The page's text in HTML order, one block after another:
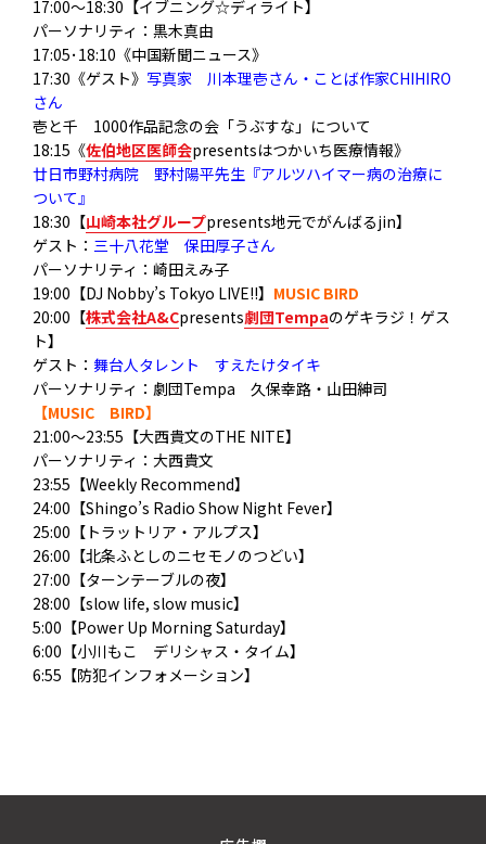
17:00～18:30【イブニング☆ディライト】
パーソナリティ：黒木真由
17:05･18:10《中国新聞ニュース》
17:30《ゲスト》 写真家 川本理壱さん・ことば作家CHIHIRO
さん
壱と千 1000作品記念の会「うぶすな」について
18:15《佐伯地区医師会presentsはつかいち医療情報》
廿日市野村病院 野村陽平先生『アルツハイマー病の治療に
ついて』
18:30【山崎本社グループpresents地元でがんばるjin】
ゲスト： 三十八花堂 保田厚子さん
パーソナリティ：崎田えみ子
19:00【DJ Nobby’s Tokyo LIVE!!】 MUSIC BIRD
20:00【株式会社A&Cpresents劇団Tempaのゲキラジ！ゲス
ト】
ゲスト： 舞台人タレント すえたけタイキ
パーソナリティ：劇団Tempa 久保幸路・山田紳司
【MUSIC BIRD】
21:00～23:55【大西貴文のTHE NITE】
パーソナリティ：大西貴文
23:55【Weekly Recommend】
24:00【Shingo’s Radio Show Night Fever】
25:00【トラットリア・アルプス】
26:00【北条ふとしのニセモノのつどい】
27:00【ターンテーブルの夜】
28:00【slow life, slow music】
5:00【Power Up Morning Saturday】
6:00【小川もこ デリシャス・タイム】
6:55【防犯インフォメーション】